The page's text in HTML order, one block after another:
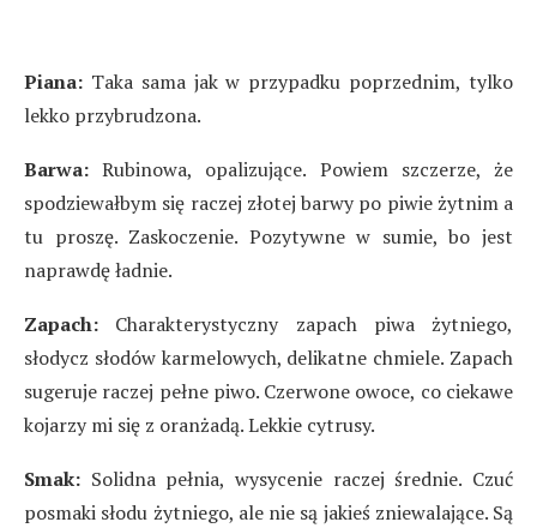
Piana: Taka sama jak w przypadku poprzednim, tylko
lekko przybrudzona.
Barwa: Rubinowa, opalizujące. Powiem szczerze, że
spodziewałbym się raczej złotej barwy po piwie żytnim a
tu proszę. Zaskoczenie. Pozytywne w sumie, bo jest
naprawdę ładnie.
Zapach: Charakterystyczny zapach piwa żytniego,
słodycz słodów karmelowych, delikatne chmiele. Zapach
sugeruje raczej pełne piwo. Czerwone owoce, co ciekawe
kojarzy mi się z oranżadą. Lekkie cytrusy.
Smak: Solidna pełnia, wysycenie raczej średnie. Czuć
posmaki słodu żytniego, ale nie są jakieś zniewalające. Są